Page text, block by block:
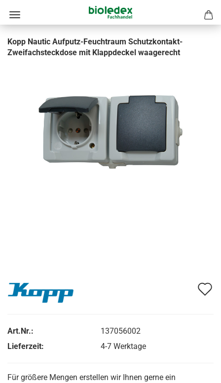
Kopp Nautic Aufputz-Feuchtraum Schutzkontakt-
Zweifachsteckdose mit Klappdeckel waagerecht
Art.Nr.:
137056002
Lieferzeit:
4-7 Werktage
Für größere Mengen erstellen wir Ihnen gerne ein